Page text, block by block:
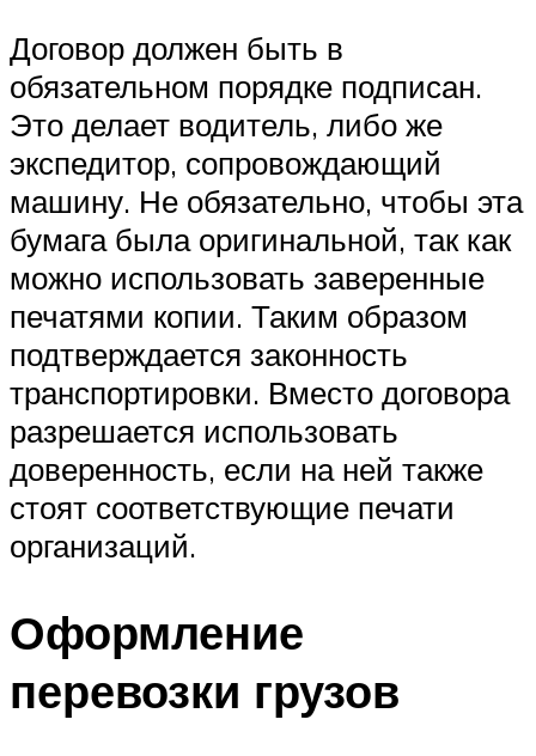
Договор должен быть в
обязательном порядке подписан.
Это делает водитель, либо же
экспедитор, сопровождающий
машину. Не обязательно, чтобы эта
бумага была оригинальной, так как
можно использовать заверенные
печатями копии. Таким образом
подтверждается законность
транспортировки. Вместо договора
разрешается использовать
доверенность, если на ней также
стоят соответствующие печати
организаций.
Оформление
перевозки грузов